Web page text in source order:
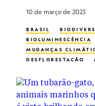
10 de março de 2023
BRASIL
BIOLUMINESCÊNCIA
MUDANÇAS
DESFLORESTAÇÃO
EXPLORAÇÃO